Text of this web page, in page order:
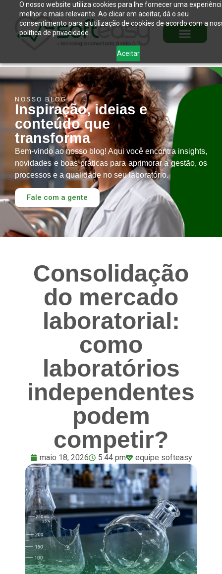
O nosso website utiliza cookies para lhe fornecer uma
melhor e mais relevante. Ao clicar em aceitar, dá o seu
consentimento para a utilização de cookies de acordo com a
política de privacidade.
Aceitar
NOSSO BLOG
Inspiração, ideias e
conteúdo que
transforma
Bem-vindo ao nosso blog! Aqui você encontra insights,
novidades e boas práticas para aprimorar a gestão, os
processos e a qualidade no seu laboratório.
Fale com a gente
Consolidação
do mercado
laboratorial:
como
laboratórios
independentes
podem
competir?
maio 18, 2026 5:44 pm equipe softeasy